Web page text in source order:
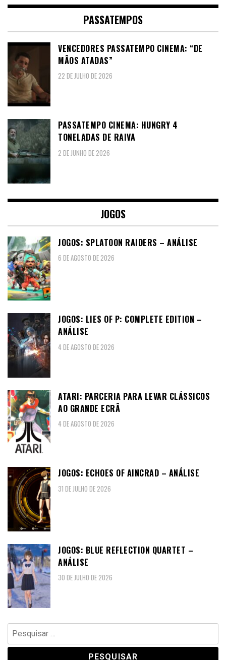
PASSATEMPOS
VENCEDORES PASSATEMPO CINEMA: “DE
MÃOS ATADAS”
22 DE JULHO DE 2026
PASSATEMPO CINEMA: HUNGRY 4
TONELADAS DE RAIVA
2 DE JUNHO DE 2026
JOGOS
JOGOS: SPLATOON RAIDERS – ANÁLISE
6 DE AGOSTO DE 2026
JOGOS: LIES OF P: COMPLETE EDITION –
ANÁLISE
4 DE AGOSTO DE 2026
ATARI: PARCERIA PARA LEVAR CLÁSSICOS
AO GRANDE ECRÃ
4 DE AGOSTO DE 2026
JOGOS: ECHOES OF AINCRAD – ANÁLISE
31 DE JULHO DE 2026
JOGOS: BLUE REFLECTION QUARTET –
ANÁLISE
30 DE JULHO DE 2026
Pesquisar
por: